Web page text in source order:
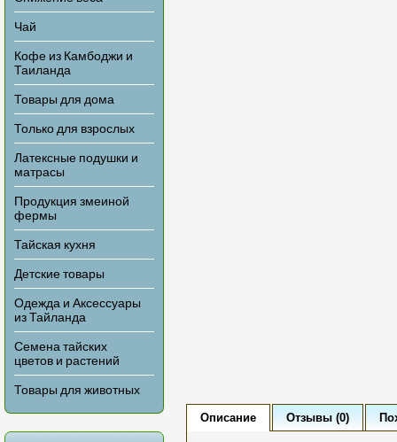
Чай
Кофе из Камбоджи и
Таиланда
Товары для дома
Только для взрослых
Латексные подушки и
матрасы
Продукция змеиной
фермы
Тайская кухня
Детские товары
Одежда и Аксессуары
из Тайланда
Семена тайских
цветов и растений
Товары для животных
Описание Отзывы (0)